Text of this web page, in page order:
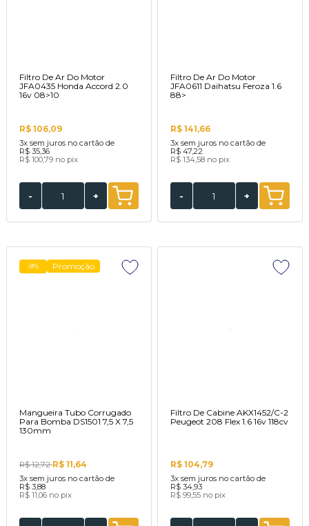
Filtro De Ar Do Motor
JFA0435 Honda Accord 2.0
16v 08>10
R$ 106,09
3x sem juros no cartão de
R$ 35,36
R$ 100,79 no pix
- +
Filtro De Ar Do Motor
JFA0611 Daihatsu Feroza 1.6
88>
R$ 141,66
3x sem juros no cartão de
R$ 47,22
R$ 134,58 no pix
- +
-8% Promoção
Mangueira Tubo Corrugado
Para Bomba DS1501 7,5 X 7,5
130mm
R$ 12,72R$ 11,64
3x sem juros no cartão de
R$ 3,88
R$ 11,06 no pix
Filtro De Cabine AKX1452/C-2
Peugeot 208 Flex 1.6 16v 118cv
R$ 104,79
3x sem juros no cartão de
R$ 34,93
R$ 99,55 no pix